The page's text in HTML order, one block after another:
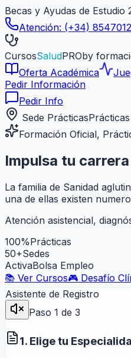
Becas y Ayudas de Estudio
Atención: (+34)
CursosSaludPROby
Oferta Académica
Pedir Información
Pedir Info
Sede Prácticas
Formación Oficial,
Impulsa tu
La familia de Sanidad
una de ellas existen
Atención asistencial,
100%Prácticas
50+Sedes
ActivaBolsa Empleo
📚 Ver Cursos🎮 Desafío
Asistente de Registro
Paso 1 de 3
1. Elige tu